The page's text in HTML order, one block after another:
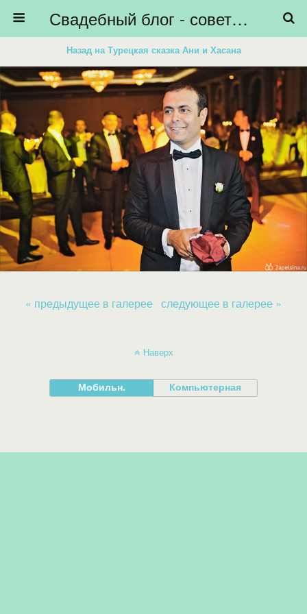
Свадебный блог - советы невестам, подготовка к свадьбе - HiBride
Назад на Турецкая сказка Ани и Хасана
« предыдущее в галерее следующее в галерее »
Наверх
Мобильн. Компьютерная